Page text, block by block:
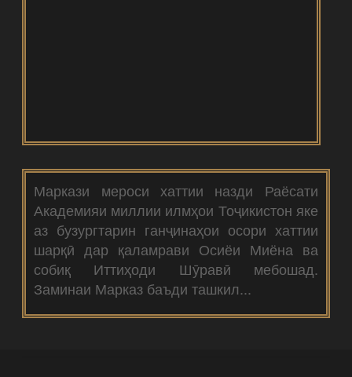
Маркази мероси хаттии назди Раёсати
Академияи миллии илмҳои Тоҷикистон яке
аз бузургтарин ганҷинаҳои осори хаттии
шарқӣ дар қаламрави Осиёи Миёна ва
собиқ Иттиҳоди Шӯравӣ мебошад.
Заминаи Марказ баъди ташкил...